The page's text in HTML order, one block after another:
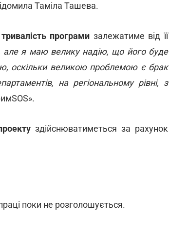
Таміла Ташева.
тривалість програми залежатиме від її
але я маю велику надію, що його буде
оскільки великою проблемою є брак
на регіональному рівні, з
здійснюватиметься за рахунок
поки не розголошується.